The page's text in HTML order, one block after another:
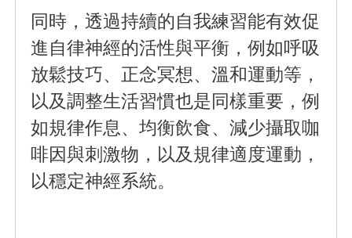
同時，透過持續的自我練習能有效促
進自律神經的活性與平衡，例如呼吸
放鬆技巧、正念冥想、溫和運動等，
以及調整生活習慣也是同樣重要，例
如規律作息、均衡飲食、減少攝取咖
啡因與刺激物，以及規律適度運動，
以穩定神經系統。